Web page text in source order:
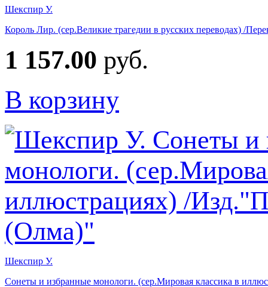
Шекспир У.
Король Лир. (сер.Великие трагедии в русских переводах)
1 157.00 руб.
В корзину
Шекспир У.
Сонеты и избранные монологи. (сер.Мировая классика в